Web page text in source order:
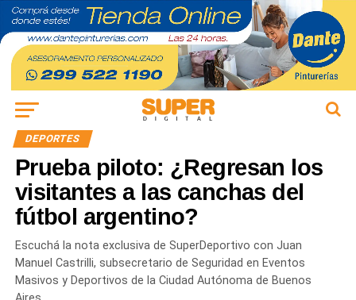
DEPORTES
Prueba piloto: ¿Regresan los
visitantes a las canchas del
fútbol argentino?
Escuchá la nota exclusiva de SuperDeportivo con Juan
Manuel Castrilli, subsecretario de Seguridad en Eventos
Masivos y Deportivos de la Ciudad Autónoma de Buenos